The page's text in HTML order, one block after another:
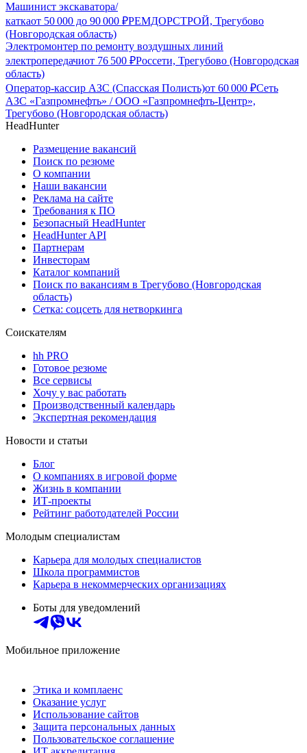
Машинист экскаватора/
каткаот 50 000 до 90 000 ₽РЕМДОРСТРОЙ, Трегубово
(Новгородская область)
Электромонтер по ремонту воздушных линий
электропередачиот 76 500 ₽Россети, Трегубово (Новгородская
область)
Оператор-кассир АЗС (Спасская Полисть)от 60 000 ₽Сеть
АЗС «Газпромнефть» / ООО «Газпромнефть-Центр»,
Трегубово (Новгородская область)
HeadHunter
Размещение вакансий
Поиск по резюме
О компании
Наши вакансии
Реклама на сайте
Требования к ПО
Безопасный HeadHunter
HeadHunter API
Партнерам
Инвесторам
Каталог компаний
Поиск по вакансиям в Трегубово (Новгородская
область)
Сетка: соцсеть для нетворкинга
Соискателям
hh PRO
Готовое резюме
Все сервисы
Хочу у вас работать
Производственный календарь
Экспертная рекомендация
Новости и статьи
Блог
О компаниях в игровой форме
Жизнь в компании
ИТ-проекты
Рейтинг работодателей России
Молодым специалистам
Карьера для молодых специалистов
Школа программистов
Карьера в некоммерческих организациях
Боты для уведомлений
Мобильное приложение
Этика и комплаенс
Оказание услуг
Использование сайтов
Защита персональных данных
Пользовательское соглашение